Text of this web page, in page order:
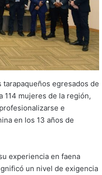
egresados de
114 mujeres de la región,
e
en los 13 años de
experiencia en faena
un nivel de exigencia